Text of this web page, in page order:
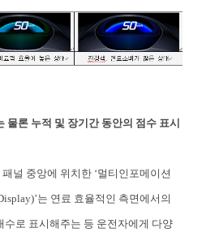
물론 누적 및 장기간 동안의 점수 표시
패널 중앙에 위치한 ‘멀티인포메이션
는 연료 효율적인 측면에서의
수로 표시해주는 등 운전자에게 다양